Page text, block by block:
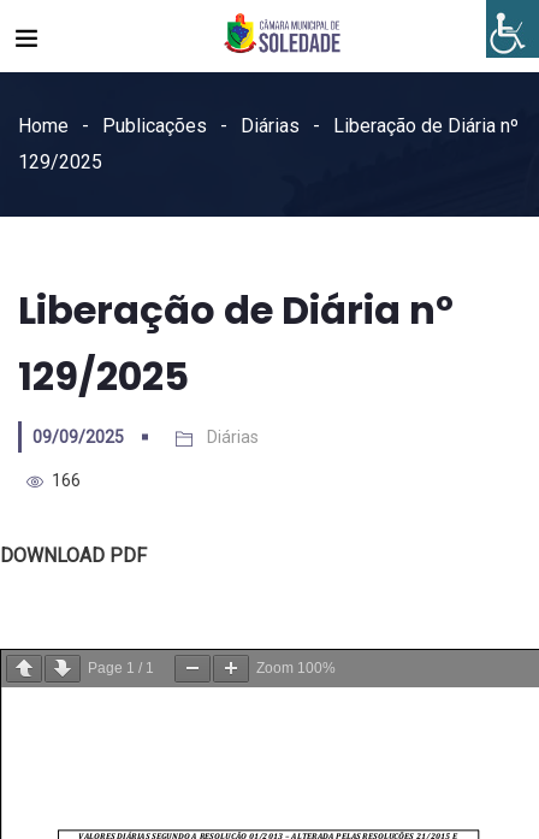
Home Publicações Diárias
Liberação de Diária nº
129/2025
Liberação de Diária nº
129/2025
09/09/2025 Diárias
166
DOWNLOAD PDF
Page 1 / 1 Zoom 100%